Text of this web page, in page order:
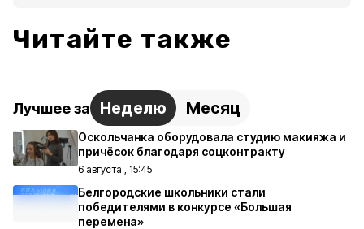
Читайте также
Лучшее за Неделю Месяц
Оскольчанка оборудовала студию макияжа и
причёсок благодаря соцконтракту
6 августа , 15:45
Белгородские школьники стали
победителями в конкурсе «Большая
перемена»